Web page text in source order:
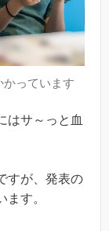
っています
はサ～っと血
すが、発表の
す。